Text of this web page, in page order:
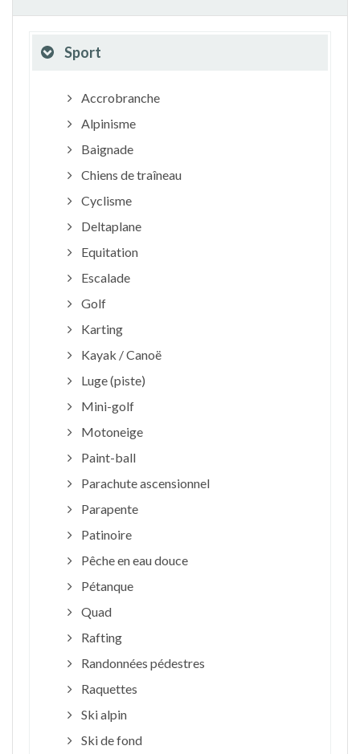
Sport
Accrobranche
Alpinisme
Baignade
Chiens de traîneau
Cyclisme
Deltaplane
Equitation
Escalade
Golf
Karting
Kayak / Canoë
Luge (piste)
Mini-golf
Motoneige
Paint-ball
Parachute ascensionnel
Parapente
Patinoire
Pêche en eau douce
Pétanque
Quad
Rafting
Randonnées pédestres
Raquettes
Ski alpin
Ski de fond